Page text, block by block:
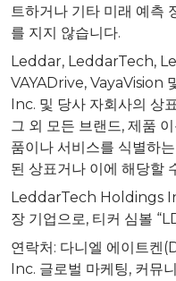
트하거나 기타 미래 예측
를 지지 않습니다.
Leddar, LeddarTech,
VAYADrive, VayaVision
Inc. 및 당사 자회사의 상
그 외 모든 브랜드, 제품
품이나 서비스를 식별하
된 상표거나 이에 해당할
LeddarTech Holdings
장 기업으로, 티커 심볼
연락처: 다니엘 에이트켄(
Inc. 글로벌 마케팅, 커뮤